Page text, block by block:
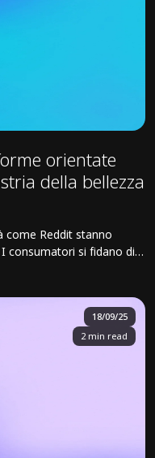
orientate
della bellezza
come Reddit stanno
I consumatori si fidano di
piuttosto che di un
18/09/25
2 min read